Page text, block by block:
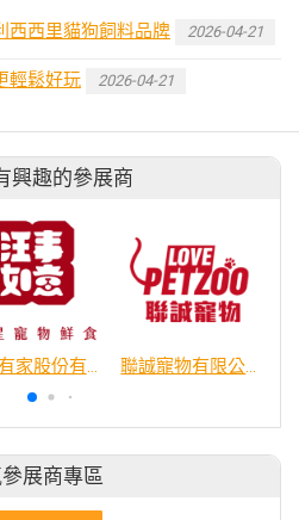
西西里貓狗飼料品牌 2026-04-21
輕鬆好玩 2026-04-21
興趣的參展商
寵愛有家股份有限公司 聯誠寵物有限公司
展商專區